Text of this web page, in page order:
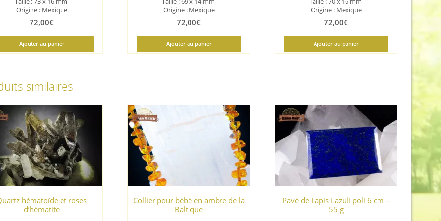
Taille : 73 x 16 mm
Origine : Mexique
72,00€
Ajouter au panier
Taille :69 x 14 mm
Origine : Mexique
72,00€
Ajouter au panier
Taille : 70 x 16 mm
Origine : Mexique
72,00€
Ajouter au panier
similaires
hématoïde et roses
d’hématite
Collier pour bébé en ambre de la
Baltique
Pavé de Lapis Lazuli poli 6 cm –
55 g